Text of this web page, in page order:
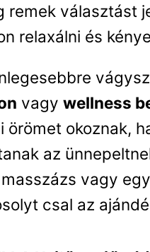
remek választást
relaxálni és
vagywellness
örömet okoznak,
az
vagy
csal az